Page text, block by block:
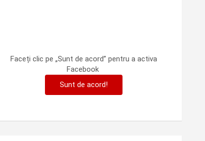
Faceți clic pe „Sunt de acord” pentru a activa
Facebook
Sunt de acord!